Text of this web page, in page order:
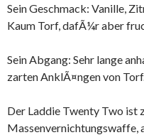
Sein Geschmack: Vanille,
Kaum Torf, dafÃ¼r aber
Sein Abgang: Sehr lange
zarten AnklÃ¤ngen von
Der Laddie Twenty Two ist
Massenvernichtungswaffe,